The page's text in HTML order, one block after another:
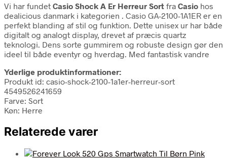
Vi har fundet Casio Shock A Er Herreur Sort fra Casio hos
dealicious danmark i kategorien . Casio GA-2100-1A1ER er en
perfekt blanding af stil og funktion. Dette unisex ur har både
digitalt og analogt display, drevet af præcis quartz
teknologi. Dens sorte gummirem og robuste design gør den
ideel til både eventyr og hverdag. Med fantastisk vandre
Yderlige produktinformationer:
Produkt id: casio-shock-2100-1a1er-herreur-sort
4549526241659
Farve: Sort
Køn: Herre
Relaterede varer